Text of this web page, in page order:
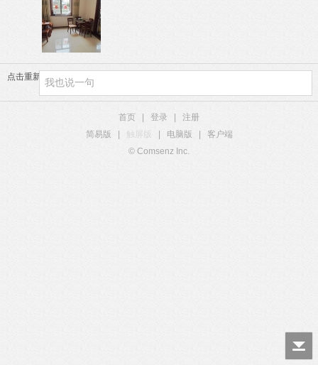
点击重新加载
首页 登录
注册
简易版
触屏版 电脑版
客户端
© Comsenz Inc.